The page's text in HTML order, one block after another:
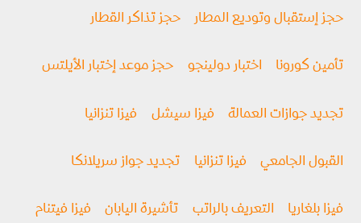
حجز إستقبال وتوديع المطار حجز تذاكر القطار
تأمين كورونا اختبار دولينجو حجز موعد إختبار الأيلتس
تجديد جوازات العمالة فيزا سيشل فيزا تنزانيا
القبول الجامعي فيزا تنزانيا تجديد جواز سريلانكا
فيزا بلغاريا التعريف بالراتب تأشيرة اليابان فيزا فيتنام